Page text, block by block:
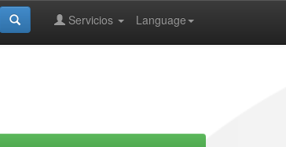
Language
Servicios